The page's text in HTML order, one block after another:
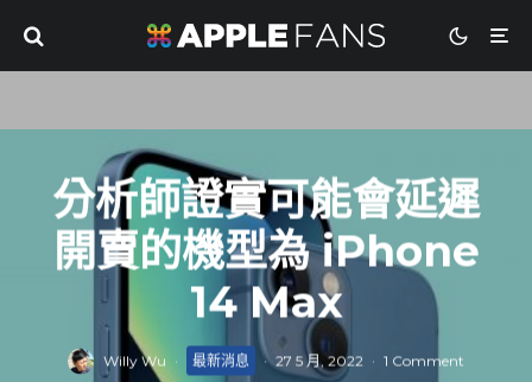
分析師證實可能會延遲
開賣的機型為 iPhone
14 Max
Willy Wu · 最新消息 · 27 5 月, 2022 · 1 Comment